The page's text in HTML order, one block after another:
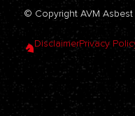
© Copyright AVM
DisclaimerPrivacy